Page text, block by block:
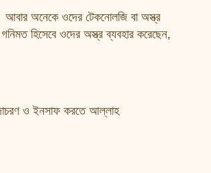
আবার অনেকে ওদের টেকনোলজি বা অস্ত্র
হিসেবে ওদের অস্ত্র ব্যবহার করেছেন,
সদাচরণ ও ইনসাফ করতে আল্লাহ